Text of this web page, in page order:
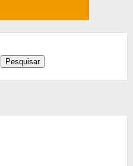
Pesquisar